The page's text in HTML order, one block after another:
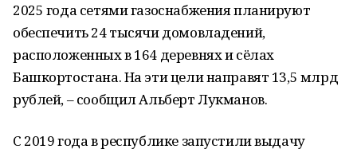
2025 года сетями газоснабжения планируют
обеспечить 24 тысячи домовладений,
расположенных в 164 деревнях и сёлах
Башкортостана. На эти цели направят 13,5 млрд
рублей, – сообщил Альберт Лукманов.
С 2019 года в республике запустили выдачу